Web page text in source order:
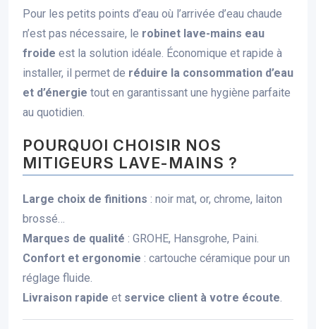
Pour les petits points d’eau où l’arrivée d’eau chaude
n’est pas nécessaire, le robinet lave-mains eau
froide est la solution idéale. Économique et rapide à
installer, il permet de réduire la consommation d’eau
et d’énergie tout en garantissant une hygiène parfaite
au quotidien.
POURQUOI CHOISIR NOS
MITIGEURS LAVE-MAINS ?
Large choix de finitions : noir mat, or, chrome, laiton
brossé…
Marques de qualité : GROHE, Hansgrohe, Paini.
Confort et ergonomie : cartouche céramique pour un
réglage fluide.
Livraison rapide et service client à votre écoute